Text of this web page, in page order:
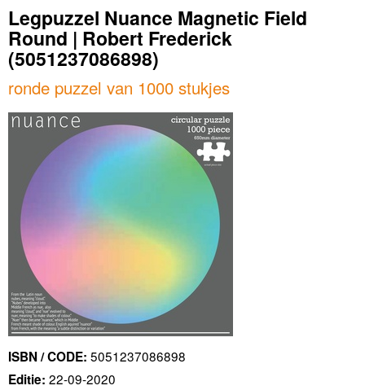
Legpuzzel Nuance Magnetic Field
Round | Robert Frederick
(5051237086898)
ronde puzzel van 1000 stukjes
ISBN / CODE: 5051237086898
Editie: 22-09-2020